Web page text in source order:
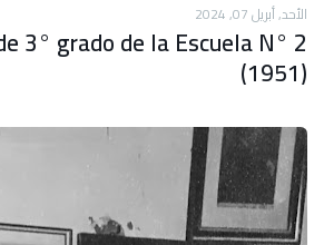
الأحد, أبريل 07, 2024
3° grado de la Escuela N° 2
(1951)